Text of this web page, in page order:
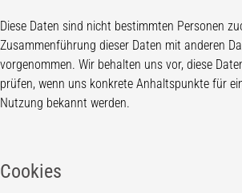
Diese Daten sind nicht bestimmten Personen
Zusammenführung dieser Daten mit anderen
vorgenommen. Wir behalten uns vor, diese
prüfen, wenn uns konkrete Anhaltspunkte für
Nutzung bekannt werden.
Cookies